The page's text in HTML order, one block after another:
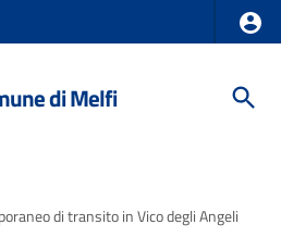
di Melfi
di transito in Vico degli Angeli